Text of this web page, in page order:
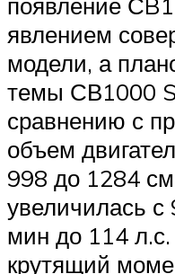
явлением
модели, а
темы СВ1000
сравнению с
объем
998 до 1284
увеличилась
мин до 114
крутящий